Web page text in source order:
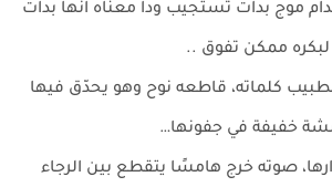
موج بدات تستجيب ودا معناه انها بدات
لبكره ممكن تفوق ..
كلماته، قاطعه نوح وهو يحدّق فيها
خفيفة في جفونها…
صوته خرج هامسًا يتقطع بين الرجاء